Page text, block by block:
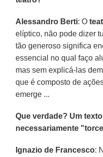
Alessandro Berti: O
elíptico, não pode dizer
tão generoso significa
essencial no qual faço
mas sem explicá-las
que é composto de
emerge ...
Que verdade? Um
necessariamente
Ignazio de Francesco: